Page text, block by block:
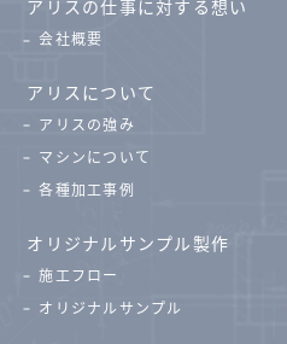
アリスの仕事に対する想い
会社概要
アリスについて
アリスの強み
マシンについて
各種加工事例
オリジナルサンプル製作
施工フロー
オリジナルサンプル